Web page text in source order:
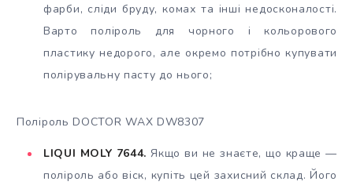
фарби, сліди бруду, комах та інші недосконалості.
Варто поліроль для чорного і кольорового
пластику недорого, але окремо потрібно купувати
полірувальну пасту до нього;
Поліроль DOCTOR WAX DW8307
LIQUI MOLY 7644. Якщо ви не знаєте, що краще —
поліроль або віск, купіть цей захисний склад. Його